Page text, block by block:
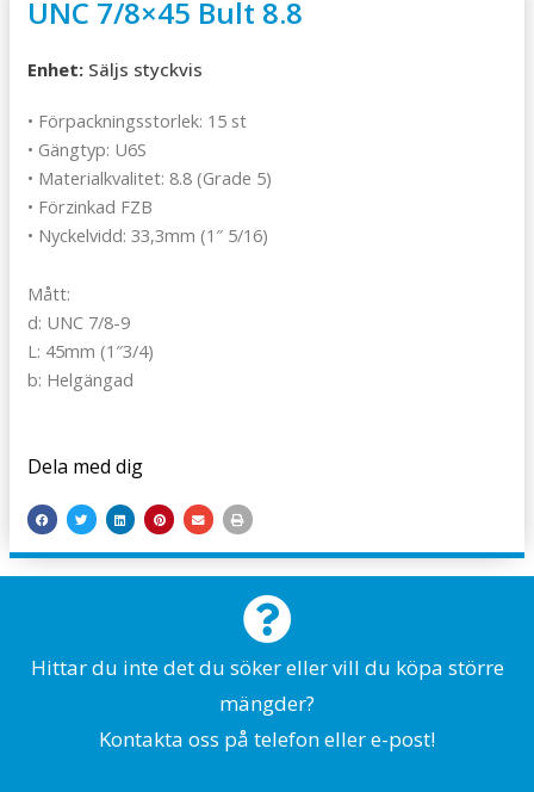
UNC 7/8×45 Bult 8.8
Enhet: Säljs styckvis
• Förpackningsstorlek: 15 st
• Gängtyp: U6S
• Materialkvalitet: 8.8 (Grade 5)
• Förzinkad FZB
• Nyckelvidd: 33,3mm (1″ 5/16)
Mått:
d: UNC 7/8-9
L: 45mm (1″3/4)
b: Helgängad
Dela med dig
Hittar du inte det du söker eller vill du köpa större
mängder?
Kontakta oss på telefon eller e-post!